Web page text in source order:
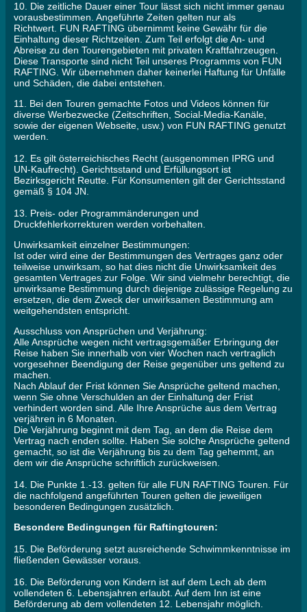
10. Die zeitliche Dauer einer Tour lässt sich nicht immer genau
vorausbestimmen. Angeführte Zeiten gelten nur als
Richtwert. FUN RAFTING übernimmt keine Gewähr für die
Einhaltung dieser Richtzeiten. Zum Teil erfolgt die An- und
Abreise zu den Tourengebieten mit privaten Kraftfahrzeugen.
Diese Transporte sind nicht Teil unseres Programms von FUN
RAFTING. Wir übernehmen daher keinerlei Haftung für Unfälle
und Schäden, die dabei entstehen.
11. Bei den Touren gemachte Fotos und Videos können für
diverse Werbezwecke (Zeitschriften, Social-Media-Kanäle,
sowie der eigenen Webseite, usw.) von FUN RAFTING genutzt
werden.
12. Es gilt österreichisches Recht (ausgenommen IPRG und
UN-Kaufrecht). Gerichtsstand und Erfüllungsort ist
Bezirksgericht Reutte. Für Konsumenten gilt der Gerichtsstand
gemäß § 104 JN.
13. Preis- oder Programmänderungen und
Druckfehlerkorrekturen werden vorbehalten.
Unwirksamkeit einzelner Bestimmungen:
Ist oder wird eine der Bestimmungen des Vertrages ganz oder
teilweise unwirksam, so hat dies nicht die Unwirksamkeit des
gesamten Vertrages zur Folge. Wir sind vielmehr berechtigt, die
unwirksame Bestimmung durch diejenige zulässige Regelung zu
ersetzen, die dem Zweck der unwirksamen Bestimmung am
weitgehendsten entspricht.
Ausschluss von Ansprüchen und Verjährung:
Alle Ansprüche wegen nicht vertragsgemäßer Erbringung der
Reise haben Sie innerhalb von vier Wochen nach vertraglich
vorgesehner Beendigung der Reise gegenüber uns geltend zu
machen.
Nach Ablauf der Frist können Sie Ansprüche geltend machen,
wenn Sie ohne Verschulden an der Einhaltung der Frist
verhindert worden sind. Alle Ihre Ansprüche aus dem Vertrag
verjähren in 6 Monaten.
Die Verjährung beginnt mit dem Tag, an dem die Reise dem
Vertrag nach enden sollte. Haben Sie solche Ansprüche geltend
gemacht, so ist die Verjährung bis zu dem Tag gehemmt, an
dem wir die Ansprüche schriftlich zurückweisen.
14. Die Punkte 1.-13. gelten für alle FUN RAFTING Touren. Für
die nachfolgend angeführten Touren gelten die jeweiligen
besonderen Bedingungen zusätzlich.
Besondere Bedingungen für Raftingtouren:
15. Die Beförderung setzt ausreichende Schwimmkenntnisse im
fließenden Gewässer voraus.
16. Die Beförderung von Kindern ist auf dem Lech ab dem
vollendeten 6. Lebensjahren erlaubt. Auf dem Inn ist eine
Beförderung ab dem vollendeten 12. Lebensjahr möglich.